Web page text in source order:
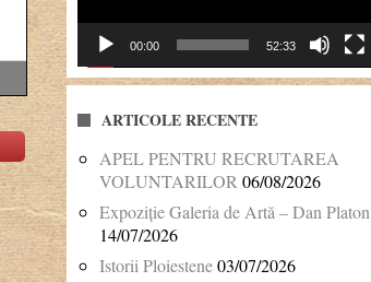
00:00 52:33
ARTICOLE RECENTE
APEL PENTRU RECRUTAREA
VOLUNTARILOR06/08/2026
Expoziție Galeria de Artă – Dan Platon
14/07/2026
Istorii Ploiestene03/07/2026